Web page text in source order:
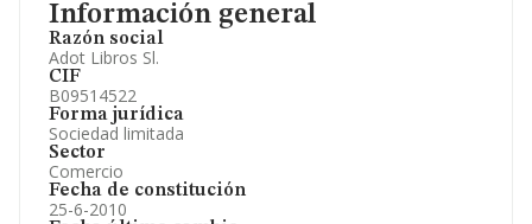
Información general
Razón social
Adot Libros Sl.
CIF
B09514522
Forma jurídica
Sociedad limitada
Sector
Comercio
Fecha de constitución
25-6-2010